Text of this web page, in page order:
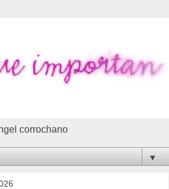
corrochano
▼